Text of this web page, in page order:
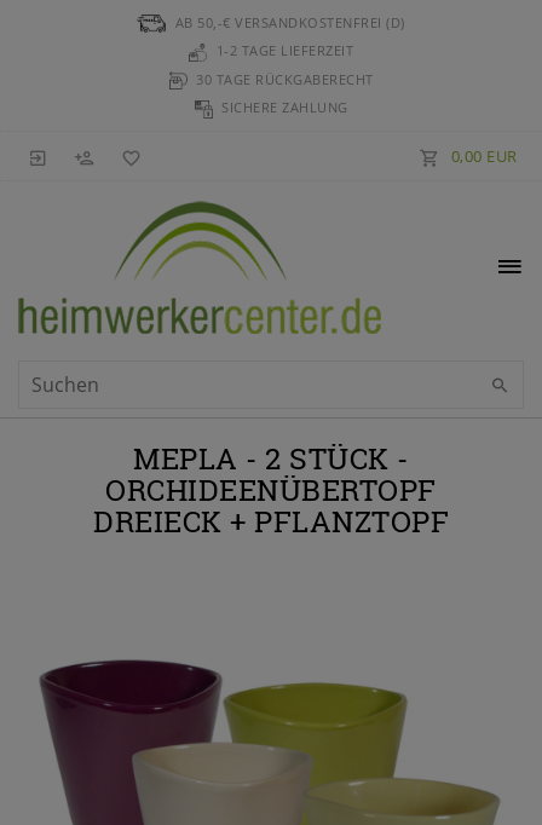
AB 50,-€ VERSANDKOSTENFREI (D)
1-2 TAGE LIEFERZEIT
30 TAGE RÜCKGABERECHT
SICHERE ZAHLUNG
0,00 EUR
MEPLA - 2 STÜCK -
ORCHIDEENÜBERTOPF
DREIECK + PFLANZTOPF